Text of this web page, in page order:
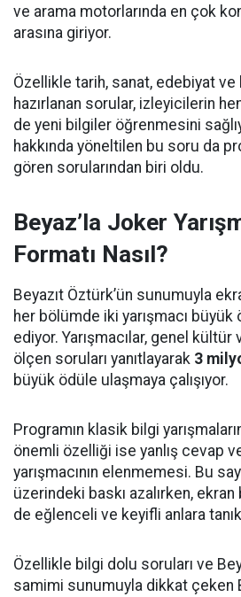
ve arama motorlarında en çok
arasına giriyor.
Özellikle tarih, sanat, edebiyat ve
hazırlanan sorular, izleyicilerin
de yeni bilgiler öğrenmesini
hakkında yöneltilen bu soru da
gören sorularından biri oldu.
Beyaz’la Joker
Formatı Nasıl?
Beyazıt Öztürk’ün sunumuyla
her bölümde iki yarışmacı
ediyor. Yarışmacılar, genel
ölçen soruları yanıtlayarak 3
büyük ödüle ulaşmaya çalışıyor.
Programın klasik bilgi
önemli özelliği ise yanlış cevap
yarışmacının elenmemesi. Bu
üzerindeki baskı azalırken,
de eğlenceli ve keyifli anlara
Özellikle bilgi dolu soruları ve
samimi sunumuyla dikkat çeken